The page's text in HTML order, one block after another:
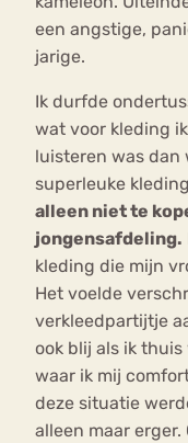
een angstige,
jarige.
Ik durfde
wat voor kleding
luisteren was dan
superleuke
alleen niet te
jongensafdeling.
kleding die mijn
Het voelde
verkleedpartijtje
ook blij als ik
waar ik mij
deze situatie
alleen maar